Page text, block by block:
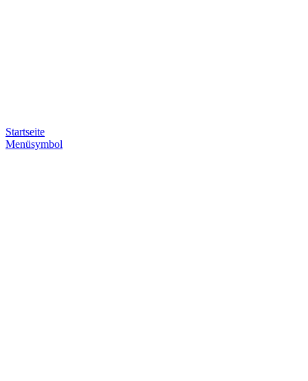
Startseite
Menüsymbol